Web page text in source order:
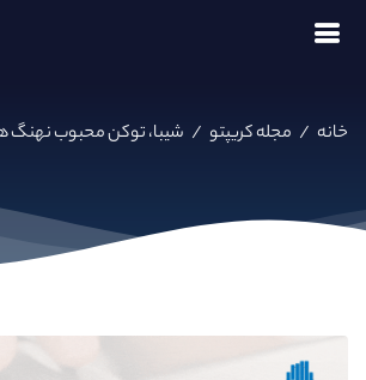
خانه / مجله کریپتو / شیبا، توکن محبوب نهنگ